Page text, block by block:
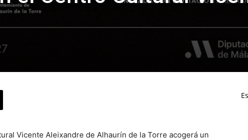
Vicente Aleixandre de Alhaurín de la Torre acogerá un